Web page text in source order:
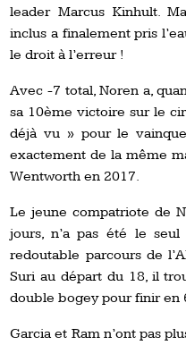
leader Marcus Kinhult.
inclus a finalement pris
le droit à l’erreur !
Avec -7 total, Noren a,
sa 10ème victoire sur le
déjà vu » pour le
exactement de la même
Wentworth en 2017.
Le jeune compatriote de
jours, n’a pas été le
redoutable parcours de
Suri au départ du 18, il
double bogey pour finir en
Garcia et Ram n’ont pas